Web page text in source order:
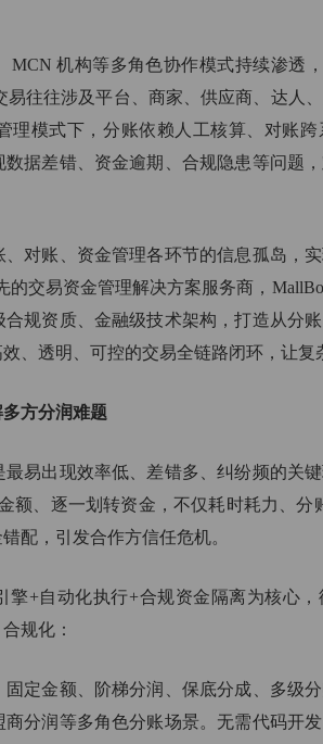
共享设备
分账让共享业务指数型增长
汽车后市场
化
打款认证
一行代码轻
MCN 机构等多角色协作模式持续渗透
往往涉及平台、商家、供应商、达人
理模式下，分账依赖人工核算、对账
据差错、资金逾期、合规隐患等问题
对账、资金管理各环节的信息孤岛，
的交易资金管理解决方案服务商，
规资质、金融级技术架构，打造从分
、透明、可控的交易全链路闭环，让复
方分润难题
易出现效率低、差错多、纠纷频的关
额、逐一划转资金，不仅耗时耗力、分
配，引发合作方信任危机。
擎+自动化执行+合规资金隔离为核心
规化：
固定金额、阶梯分润、保底分成、多级
分润等多角色分账场景。无需代码开